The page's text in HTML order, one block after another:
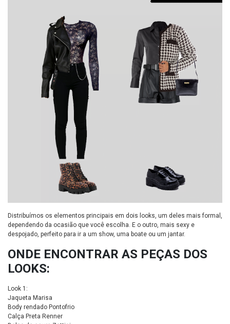
Distribuímos os elementos principais em dois looks, um deles mais formal,
dependendo da ocasião que você escolha. E o outro, mais sexy e
despojado, perfeito para ir a um show, uma boate ou um jantar.
ONDE ENCONTRAR AS PEÇAS DOS
LOOKS:
Look 1:
Jaqueta Marisa
Body rendado Pontofrio
Calça Preta Renner